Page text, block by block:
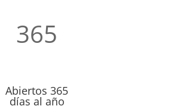
365
Abiertos 365
días al año